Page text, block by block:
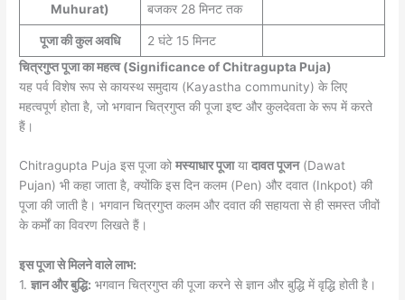
Muhurat) बजकर 28 मिनट तक
पूजा की कुल अवधि
2 घंटे 15 मिनट
चित्रगुप्त पूजा का महत्व (Significance of Chitragupta Puja)
यह पर्व विशेष रूप से कायस्थ समुदाय (Kayastha community) के लिए
महत्वपूर्ण होता है, जो भगवान चित्रगुप्त की पूजा इष्ट और कुलदेवता के रूप में करते
हैं।
Chitragupta Puja इस पूजा कोमस्याधार पूजायादावत पूजन(Dawat
Pujan) भी कहा जाता है, क्योंकि इस दिन कलम (Pen) और दवात (Inkpot) की
पूजा की जाती है। भगवान चित्रगुप्त कलम और दवात की सहायता से ही समस्त जीवों
के कर्मों का विवरण लिखते हैं।
इस पूजा से मिलने वाले लाभ:
1.ज्ञान और बुद्धि: भगवान चित्रगुप्त की पूजा करने से ज्ञान और बुद्धि में वृद्धि होती है।